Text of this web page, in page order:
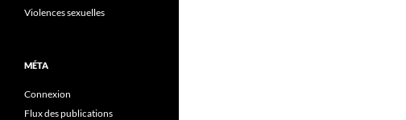
Violences sexuelles
MÉTA
Connexion
Flux des publications